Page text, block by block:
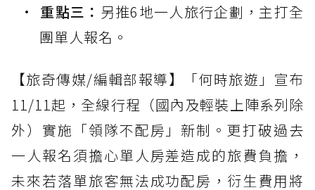
重點三： 另推6地一人旅行企劃，主打全
團單人報名。
【旅奇傳媒/編輯部報導】「何時旅遊」宣布
11/11起，全線行程（國內及輕裝上陣系列除
外）實施「領隊不配房」新制。更打破過去
一人報名須擔心單人房差造成的旅費負擔，
未來若落單旅客無法成功配房，衍生費用將